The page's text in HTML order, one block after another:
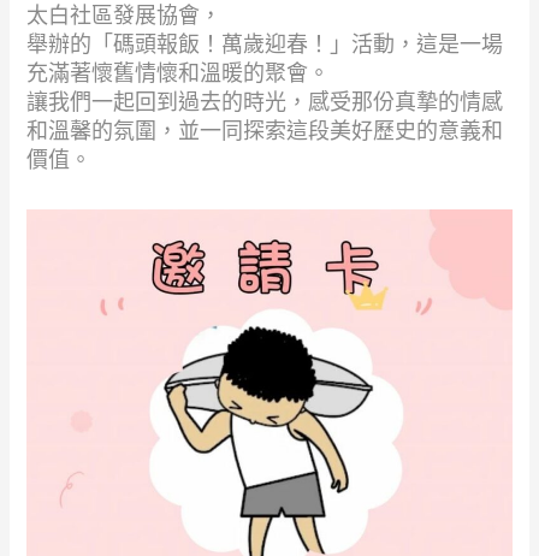
太白社區發展協會，
舉辦的「碼頭報飯！萬歲迎春！」活動，這是一場
充滿著懷舊情懷和溫暖的聚會。
讓我們一起回到過去的時光，感受那份真摯的情感
和溫馨的氛圍，並一同探索這段美好歷史的意義和
價值。